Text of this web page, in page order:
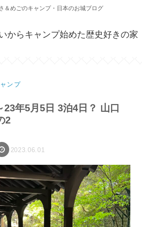
＆めごのキャンプ・日本のお城ブログ
からキャンプ始めた歴史好きの家
ンプ
23年5月5日 3泊4日？ 山口
2
2023.06.01